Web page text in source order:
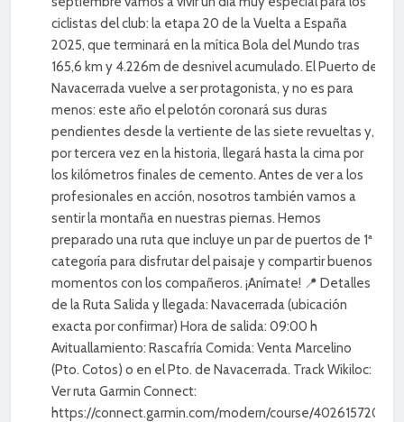
ciclistas del club: la etapa 20 de la Vuelta a España
2025, que terminará en la mítica Bola del Mundo tras
165,6 km y 4.226m de desnivel acumulado. El Puerto de
Navacerrada vuelve a ser protagonista, y no es para
menos: este año el pelotón coronará sus duras
pendientes desde la vertiente de las siete revueltas y,
por tercera vez en la historia, llegará hasta la cima por
los kilómetros finales de cemento. Antes de ver a los
profesionales en acción, nosotros también vamos a
sentir la montaña en nuestras piernas. Hemos
preparado una ruta que incluye un par de puertos de 1ª
categoría para disfrutar del paisaje y compartir buenos
momentos con los compañeros. ¡Anímate! 📍 Detalles
de la Ruta Salida y llegada: Navacerrada (ubicación
exacta por confirmar) Hora de salida: 09:00 h
Avituallamiento: Rascafría Comida: Venta Marcelino
(Pto. Cotos) o en el Pto. de Navacerrada. Track Wikiloc:
Ver ruta Garmin Connect:
https://connect.garmin.com/modern/course/402615720